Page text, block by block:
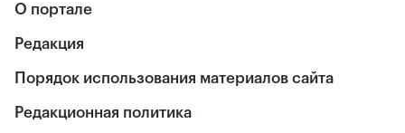
О портале
Редакция
Порядок использования материалов сайта
Редакционная политика